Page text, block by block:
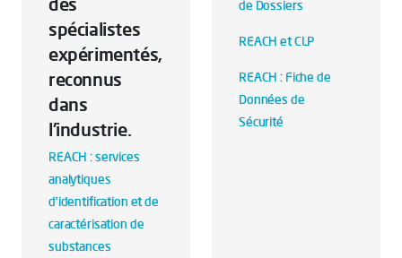
spécialistes
expérimentés,
reconnus
dans
l'industrie.
REACH : services
analytiques
d’identification et de
caractérisation de
substances
de Dossiers
REACH et CLP
REACH : Fiche de
Données de
Sécurité